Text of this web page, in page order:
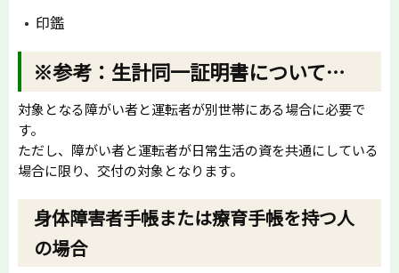
印鑑
※参考：生計同一証明書について…
対象となる障がい者と運転者が別世帯にある場合に必要で
す。
ただし、障がい者と運転者が日常生活の資を共通にしている
場合に限り、交付の対象となります。
身体障害者手帳または療育手帳を持つ人
の場合